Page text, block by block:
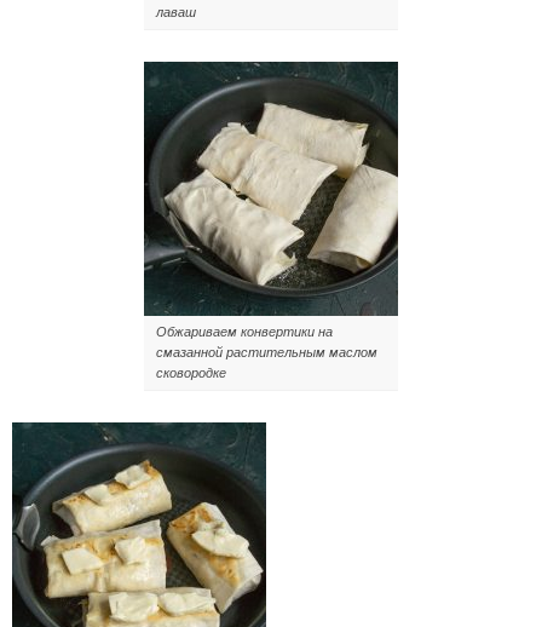
лаваш
Обжариваем конвертики на
смазанной растительным маслом
сковородке